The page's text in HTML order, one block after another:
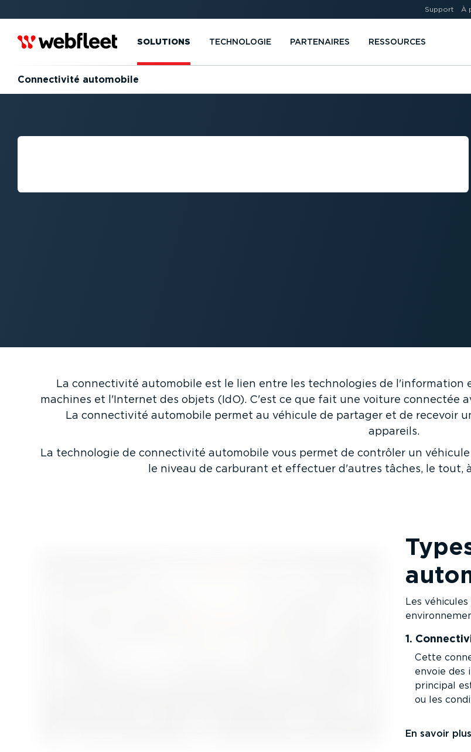
Support À
SOLUTIONS TECHNOLOGIE PARTENAIRES RESSOURCES
Connec­tivité automobile
QU'EST-CE QUE LA CONNEC­
La connec­tivité automobile est le lien entre les techno­logies de l'information
machines et l'Internet des objets (IdO). C'est ce que fait une voiture connectée
La connec­tivité automobile permet au véhicule de partager et de recevoir
appareils.
La technologie de connec­tivité automobile vous permet de contrôler un
le niveau de carburant et effectuer d'autres tâches, le tout,
Les
1.
Cette
envoie des
principal
ou les
En savoir plus